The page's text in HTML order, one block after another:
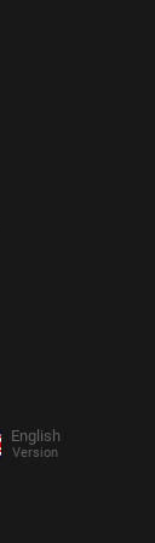
English
Version